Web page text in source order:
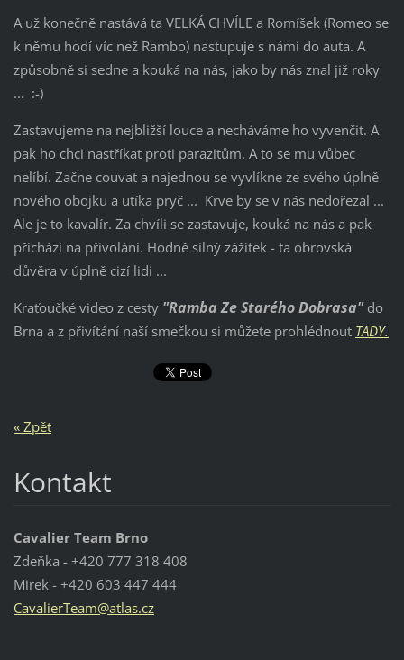
A už konečně nastává ta VELKÁ CHVÍLE a Romíšek (Romeo se
k němu hodí víc než Rambo) nastupuje s námi do auta. A
způsobně si sedne a kouká na nás, jako by nás znal již roky
... :-)
Zastavujeme na nejbližší louce a necháváme ho vyvenčit. A
pak ho chci nastříkat proti parazitům. A to se mu vůbec
nelíbí. Začne couvat a najednou se vyvlíkne ze svého úplně
nového obojku a utíka pryč ... Krve by se v nás nedořezal ...
Ale je to kavalír. Za chvíli se zastavuje, kouká na nás a pak
přichází na přivolání. Hodně silný zážitek - ta obrovská
důvěra v úplně cizí lidi ...
Kraťoučké video z cesty "Ramba Ze Starého Dobrasa"do
Brna a z přivítání naší smečkou si můžete prohlédnout TADY.
« Zpět
Kontakt
Cavalier Team Brno
Zdeňka - +420 777 318 408
Mirek - +420 603 447 444
CavalierTeam@atlas.cz